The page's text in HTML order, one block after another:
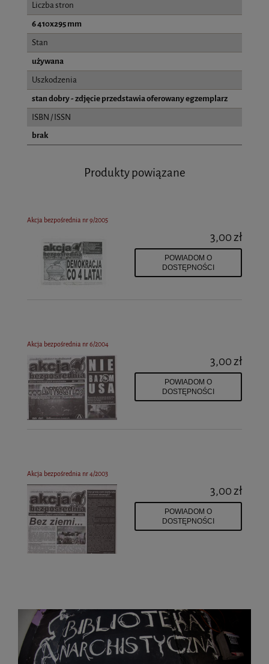
Liczba stron
6 410x295 mm
Stan
używana
Uszkodzenia
stan dobry - zdjęcie przedstawia oferowany egzemplarz
ISBN / ISSN
brak
Produkty powiązane
Akcja bezpośrednia nr 9/2005
3,00 zł
POWIADOM O
DOSTĘPNOŚCI
Akcja bezpośrednia nr 6/2004
3,00 zł
POWIADOM O
DOSTĘPNOŚCI
Akcja bezpośrednia nr 4/2003
3,00 zł
POWIADOM O
DOSTĘPNOŚCI